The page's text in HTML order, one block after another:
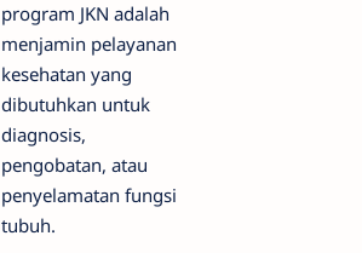
program JKN adalah
menjamin pelayanan
kesehatan yang
dibutuhkan untuk
diagnosis,
pengobatan, atau
penyelamatan fungsi
tubuh.